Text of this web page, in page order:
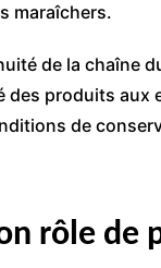
maraîchers.
de la chaîne
des produits
de
rôle de